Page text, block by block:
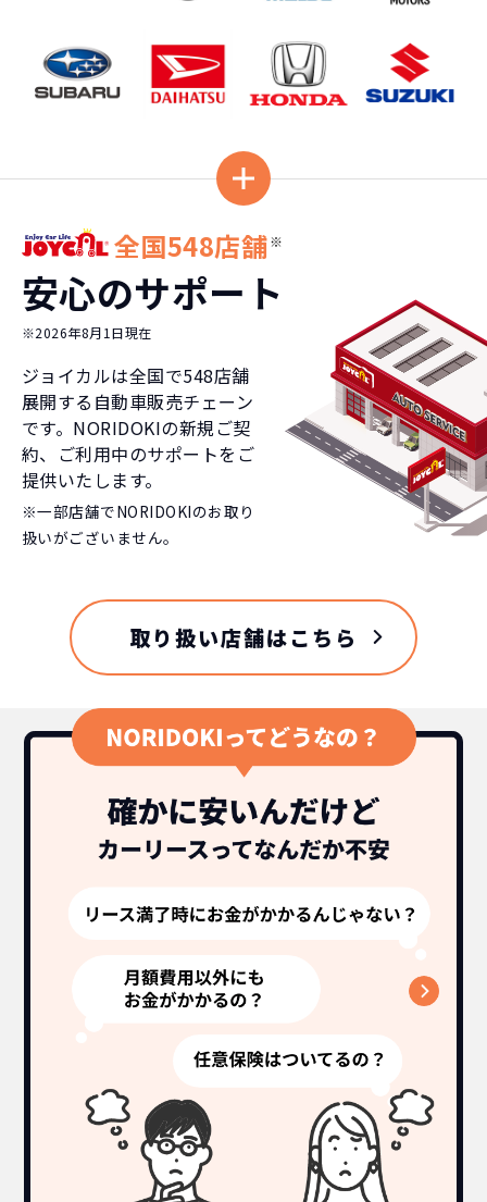
全国548店舗※
安心のサポート
※2026年8月1日現在
ジョイカルは全国で548店舗
展開する自動車販売チェーン
です。NORIDOKIの新規ご契
約、ご利用中のサポートをご
提供いたします。
※一部店舗でNORIDOKIのお取り
扱いがございません。
取り扱い店舗はこちら